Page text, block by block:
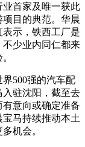
首家及唯一获此
目的典范。华晨
示，铁西工厂是
少业内同仁都来
500强的汽车配
驻沈阳，截至去
意向或确定准备
马持续推动本土
机会。